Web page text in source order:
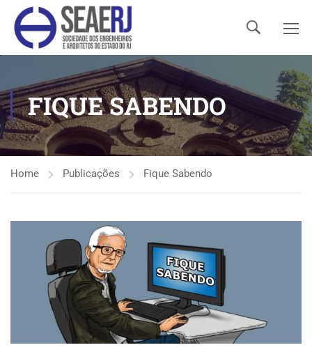
FIQUE SABENDO
Home Publicações Fique Sabendo